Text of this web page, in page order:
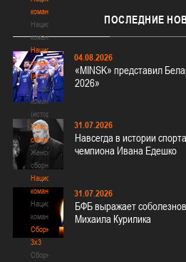
команда
Национальная
команда
Национальная
команда
(история)
Национальная
команда
(история)
Женские
сборные
Женские
сборные
Национальная
команда
Национальная
команда
Сборные
3х3
Сборные
ПОСЛЕДНИЕ
04.08.2026
«MINSK» представил
2026»
31.07.2026
Навсегда в истории
чемпиона Ивана Едешко
31.07.2026
БФБ выражает
Михаила Курилика